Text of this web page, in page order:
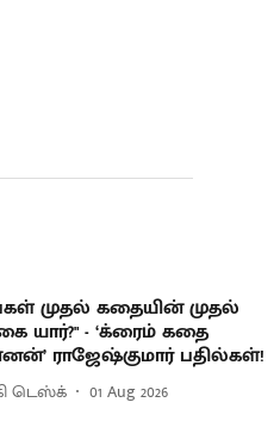
முதல் கதையின் முதல்
யார்?" - ‘க்ரைம் கதை
ராஜேஷ்குமார் பதில்கள்!
டெஸ்க் 01 Aug 2026